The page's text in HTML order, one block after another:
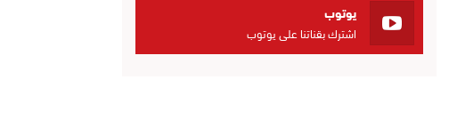
يوتوب
اشترك بقناتنا على يوتوب